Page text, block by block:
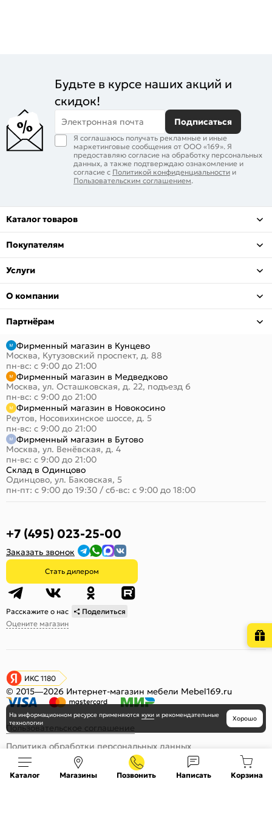
Будьте в курсе наших акций и
скидок!
Электронная почта Подписаться
Я соглашаюсь получать рекламные и иные
маркетинговые сообщения от ООО «169». Я
предоставляю согласие на обработку персональных
данных, а также подтверждаю ознакомление и
согласие с Политикой конфиденциальности и
Пользовательским соглашением.
Каталог товаров
Покупателям
Услуги
О компании
Партнёрам
Фирменный магазин в Кунцево
Москва, Кутузовский проспект, д. 88
пн-вс: с 9:00 до 21:00
Фирменный магазин в Медведково
Москва, ул. Осташковская, д. 22, подъезд 6
пн-вс: с 9:00 до 21:00
Фирменный магазин в Новокосино
Реутов, Носовихинское шоссе, д. 5
пн-вс: с 9:00 до 21:00
Фирменный магазин в Бутово
Москва, ул. Венёвская, д. 4
пн-вс: с 9:00 до 21:00
Склад в Одинцово
Одинцово, ул. Баковская, 5
пн-пт: с 9:00 до 19:30 / сб-вс: с 9:00 до 18:00
+7 (495) 023-25-00
Заказать звонок
Стать дилером
Расскажите о нас
Поделиться
Оцените магазин
ИКС 1180
© 2015—2026 Интернет-магазин мебели Mebel169.ru
Пользовательское соглашение
Политика обработки персональных данных
Карта сайта
Каталог Магазины Позвонить Написать Корзина
На информационном ресурсе применяются куки и рекомендательные
технологии
Хорошо